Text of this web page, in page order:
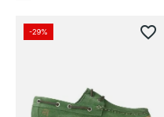
-29% favorite_border